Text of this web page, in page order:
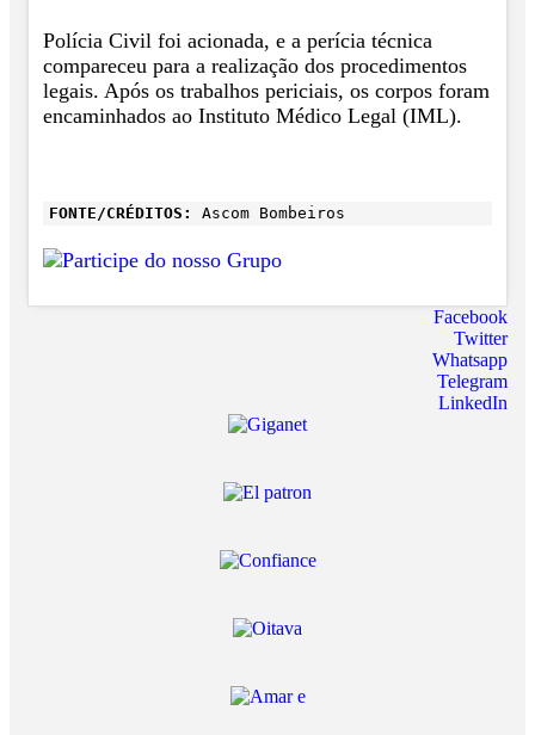
Polícia Civil foi acionada, e a perícia técnica
compareceu para a realização dos procedimentos
legais. Após os trabalhos periciais, os corpos foram
encaminhados ao Instituto Médico Legal (IML).
FONTE/CRÉDITOS: Ascom Bombeiros
Facebook
Twitter
Whatsapp
Telegram
LinkedIn